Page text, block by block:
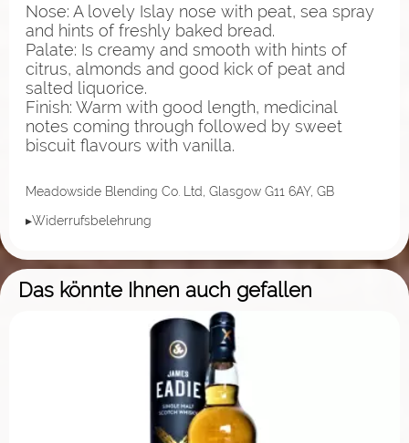
Nose: A lovely Islay nose with peat, sea spray
and hints of freshly baked bread.
Palate: Is creamy and smooth with hints of
citrus, almonds and good kick of peat and
salted liquorice.
Finish: Warm with good length, medicinal
notes coming through followed by sweet
biscuit flavours with vanilla.
Meadowside Blending Co. Ltd, Glasgow G11 6AY, GB
▸Widerrufsbelehrung
Das könnte Ihnen auch gefallen